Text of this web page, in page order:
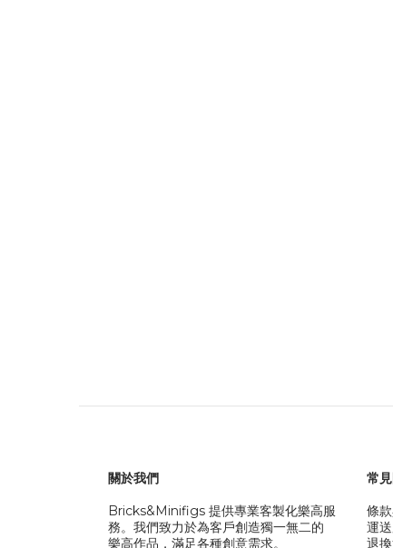
關於我們
Bricks&Minifigs 提供專業客製化樂高服
務。我們致力於為客戶創造獨一無二的
樂高作品，滿足各種創意需求。
常
條
運
退